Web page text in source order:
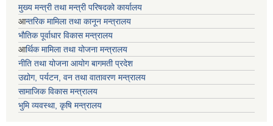
मुख्य मन्त्री तथा मन्त्री परिषदको कार्यालय
आन्तरिक मामिला तथा कानून मन्त्रालय
भाैतिक पूर्वाधार विकास मन्त्रालय
आर्थिक मामिला तथा योजना मन्त्रालय
नीति तथा योजना आयोग बागमती प्रदेश
उद्योग, पर्यटन, वन तथा वातावरण मन्त्रालय
सामाजिक विकास मन्त्रालय
भुमि व्यवस्था, कृषि मन्त्रालय